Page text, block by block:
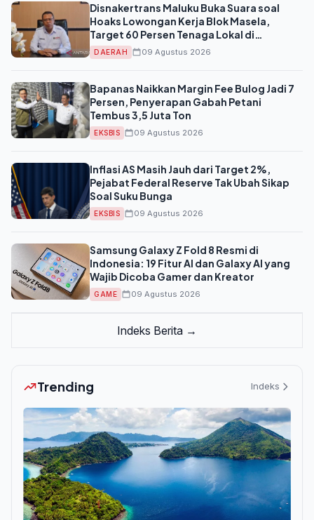
Disnakertrans Maluku Buka Suara soal
Hoaks Lowongan Kerja Blok Masela,
Target 60 Persen Tenaga Lokal di
Konstruksi
DAERAH 09 Agustus 2026
Bapanas Naikkan Margin Fee Bulog Jadi 7
Persen, Penyerapan Gabah Petani
Tembus 3,5 Juta Ton
EKSBIS 09 Agustus 2026
Inflasi AS Masih Jauh dari Target 2%,
Pejabat Federal Reserve Tak Ubah Sikap
Soal Suku Bunga
EKSBIS 09 Agustus 2026
Samsung Galaxy Z Fold 8 Resmi di
Indonesia: 19 Fitur AI dan Galaxy AI yang
Wajib Dicoba Gamer dan Kreator
GAME 09 Agustus 2026
Indeks Berita →
Trending Indeks